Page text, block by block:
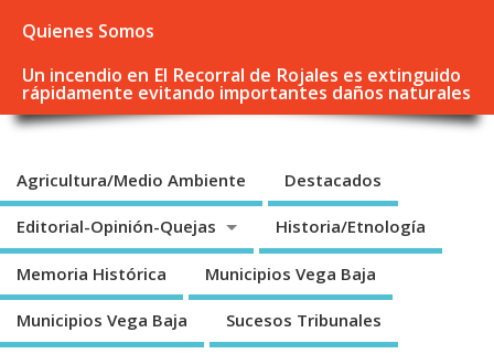
Quienes Somos
Un incendio en El Recorral de Rojales es extinguido
rápidamente evitando importantes daños naturales
Agricultura/Medio Ambiente Destacados
Editorial-Opinión-Quejas Historia/Etnología
Memoria Histórica Municipios Vega Baja
Municipios Vega Baja Sucesos Tribunales